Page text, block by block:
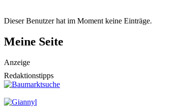
Dieser Benutzer hat im Moment keine Einträge.
Meine Seite
Anzeige
Redaktionstipps